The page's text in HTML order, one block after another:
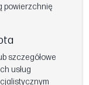
powierzchnię
szczegółowe
usług